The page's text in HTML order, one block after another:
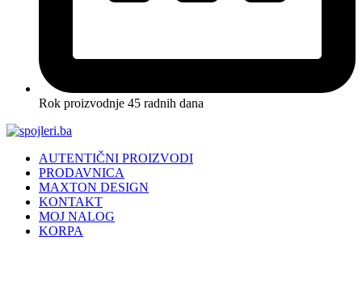
Rok proizvodnje 45 radnih dana
AUTENTIČNI PROIZVODI
PRODAVNICA
MAXTON DESIGN
KONTAKT
MOJ NALOG
KORPA